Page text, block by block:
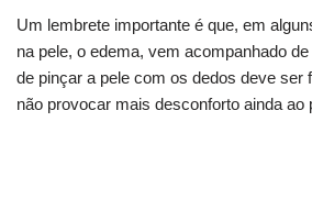
Um lembrete importante é que, em
na pele, o edema, vem acompanhado
de pinçar a pele com os dedos deve ser
não provocar mais desconforto ainda ao